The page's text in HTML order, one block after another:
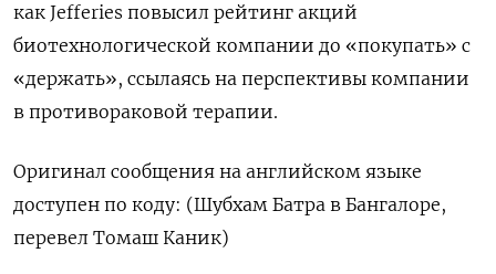
как Jefferies повысил рейтинг акций
биотехнологической компании до «покупать» с
«держать», ссылаясь на перспективы компании
в противораковой терапии.
Оригинал сообщения на английском языке
доступен по коду: (Шубхам Батра в Бангалоре,
перевел Томаш Каник)